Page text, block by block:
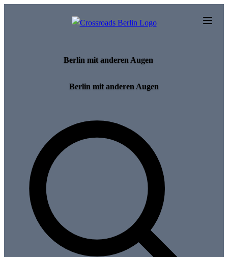
Berlin mit anderen Augen
Berlin mit anderen Augen